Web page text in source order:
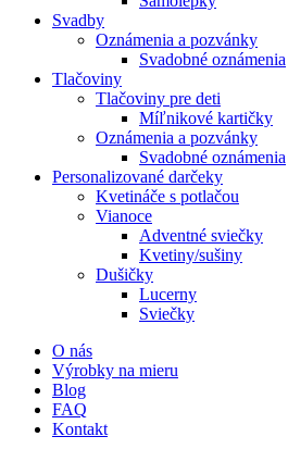
Svadby
Oznámenia a pozvánky
Svadobné oznámenia
Tlačoviny
Tlačoviny pre deti
Míľnikové kartičky
Oznámenia a pozvánky
Svadobné oznámenia
Personalizované darčeky
Kvetináče s potlačou
Vianoce
Adventné sviečky
Kvetiny/sušiny
Dušičky
Lucerny
Sviečky
O nás
Výrobky na mieru
Blog
FAQ
Kontakt